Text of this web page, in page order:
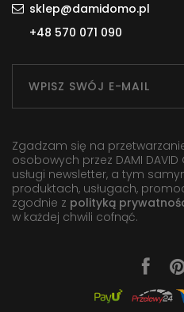
sklep@damidomo.pl
+48 570 071 090
Zgadzam się na
osobowych przez DAMI DAVID
usługi newsletter, a tym
produktach, usługach,
zgodnie z polityką
w każdej chwili cofnąć.